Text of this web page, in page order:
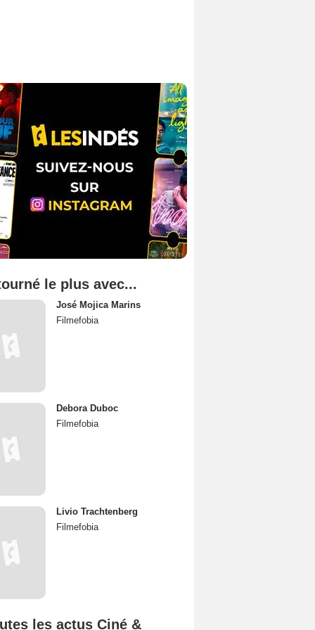
le plus avec...
José Mojica Marins
Filmefobia
Debora Duboc
Filmefobia
Livio Trachtenberg
Filmefobia
les actus Ciné &